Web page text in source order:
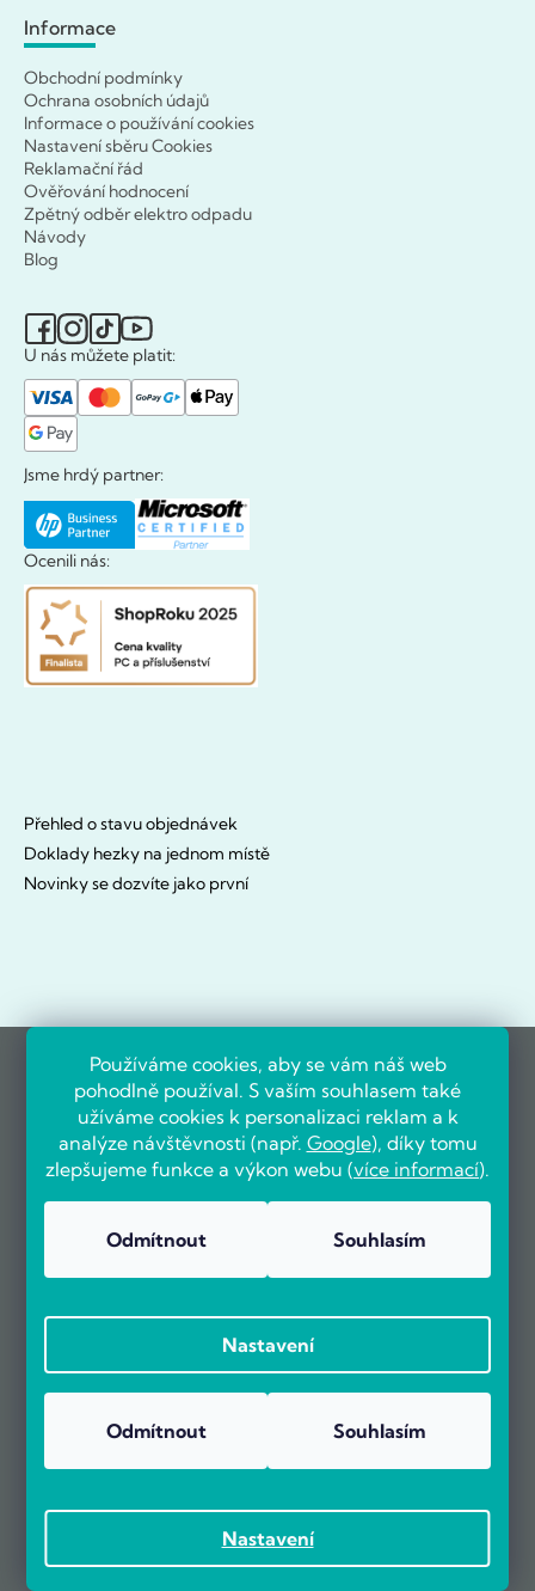
Používáme cookies, aby se vám náš web
pohodlně používal. S vaším souhlasem také
užíváme cookies k personalizaci reklam a k
analýze návštěvnosti (např. Google), díky tomu
zlepšujeme funkce a výkon webu (více informací).
Nastavení
Odmítnout Souhlasím
Nastavení
Odmítnout Souhlasím
Informace
Obchodní podmínky
Ochrana osobních údajů
Informace o používání cookies
Nastavení sběru Cookies
Reklamační řád
Ověřování hodnocení
Zpětný odběr elektro odpadu
Návody
Blog
U nás můžete platit:
Jsme hrdý partner:
Ocenili nás:
Přehled o stavu objednávek
Doklady hezky na jednom místě
Novinky se dozvíte jako první
OVĚŘENO ZÁKAZNÍKY
Už více než 5000 zákazníků nás doporučuje na základě recenzí
Recenze zákazníků z Heureky